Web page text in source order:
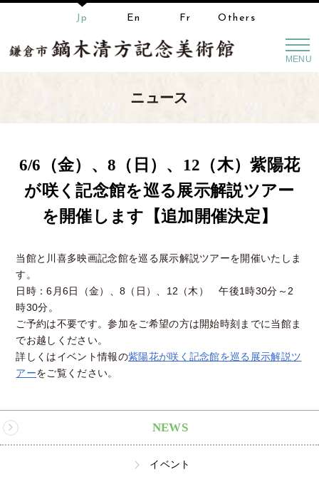
Jp En Fr Others
MENU
ニュース
6/6（金）、8（日）、12（木）紫陽花
が咲く記念館を巡る展示解説ツアー
を開催します【追加開催決定】
当館と川喜多映画記念館を巡る展示解説ツアーを開催いたしま
す。
日時：6月6日（金）、8（日）、12（木） 午後1時30分～2
時30分。
ご予約は不要です。参加をご希望の方は開始時刻までに当館ま
でお越しください。
詳しくはイベント情報の紫陽花が咲く記念館を巡る展示解説ツ
アーをご覧ください。
NEWS
イベント